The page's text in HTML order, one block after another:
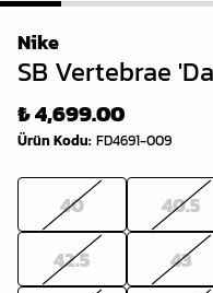
1 2 3
Nike
SB Vertebrae
₺ 4,699.00
Ürün Kodu: FD4691-009
40 40.5
42.5
43